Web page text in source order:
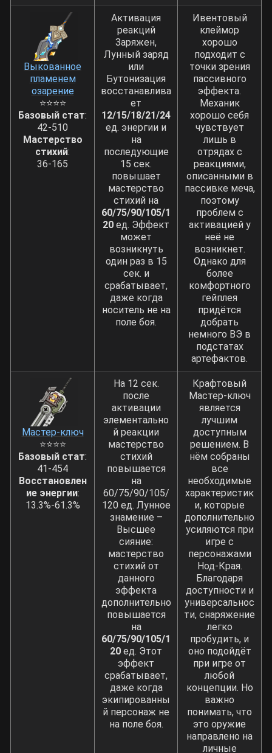
Выкованное
пламенем
озарение
⭐⭐⭐⭐
Базовый стат:
42-510
Мастерство
стихий:
36-165
Активация
реакций
Заряжен,
Лунный заряд
или
Бутонизация
восстанавлива
ет
12/15/18/21/24
ед. энергии и
на
последующие
15 сек.
повышает
мастерство
стихий на
60/75/90/105/1
20 ед. Эффект
может
возникнуть
один раз в 15
сек. и
срабатывает,
даже когда
носитель не на
поле боя.
Ивентовый
клеймор
хорошо
подходит с
точки зрения
пассивного
эффекта.
Механик
хорошо себя
чувствует
лишь в
отрядах с
реакциями,
описанными в
пассивке меча,
поэтому
проблем с
активацией у
неё не
возникнет.
Однако для
более
комфортного
гейплея
придётся
добрать
немного ВЭ в
подстатах
артефактов.
Мастер-ключ
⭐⭐⭐⭐
Базовый стат:
41-454
Восстановлен
ие энергии:
13.3%-61.3%
На 12 сек.
после
активации
элементально
й реакции
мастерство
стихий
повышается
на
60/75/90/105/
120 ед. Лунное
знамение –
Высшее
сияние:
мастерство
стихий от
данного
эффекта
дополнительно
повышается
на
60/75/90/105/1
20 ед. Этот
эффект
срабатывает,
даже когда
экипированны
й персонаж не
на поле боя.
Крафтовый
Мастер-ключ
является
лучшим
доступным
решением. В
нём собраны
все
необходимые
характеристик
и, которые
дополнительно
усиляются при
игре с
персонажами
Нод-Края.
Благодаря
доступности и
универсальнос
ти, снаряжение
легко
пробудить, и
оно подойдёт
при игре от
любой
концепции. Но
важно
понимать, что
это оружие
направлено на
личные